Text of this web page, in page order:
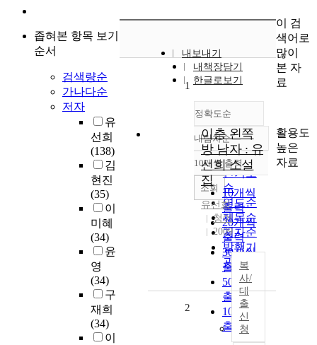
좁혀본 항목 보기
순서
검색량순
가나다순
저자
유
선희
(138)
김
현진
(35)
이
미혜
(34)
윤
영
(34)
구
재희
(34)
이
내보내기
내책장담기
한글로보기
정확도순
정확도
순
인기도
순
연도순
제목순
저자순
발행기
관순
내림차순
내림차순
10개씩 출력
10개씩
출력
20개씩
출력
30개씩
출력
50개씩
출력
100개씩
출력
조회
1
이층 왼쪽
방 남자 : 유
선희 소설
집
유선희
청어
2009
복
사/
대
출
신
청
2
이 검
색어로
많이
본 자
료
활용도
높은
자료